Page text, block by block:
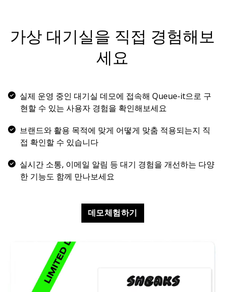
사용자 경험에 대해 알아보기
최대 100개의 사용자 지정 트래픽 액세스 규칙으
로 필요에 맞게 봇을 처리하도록 맞춤 설정
진행 상황을 분석할 수 있는 Queue-it 플랫폼으로
이벤트 관리
래픽 처리
트래픽 제어 및 인사이트에 대해 알아보기
가상 대기실을 직접 경험해보
세요
실제 운영 중인 대기실 데모에 접속해 Queue-it으로 구
현할 수 있는 사용자 경험을 확인해보세요
브랜드와 활용 목적에 맞게 어떻게 맞춤 적용되는지 직
접 확인할 수 있습니다
실시간 소통, 이메일 알림 등 대기 경험을 개선하는 다양
한 기능도 함께 만나보세요
데모체험하기